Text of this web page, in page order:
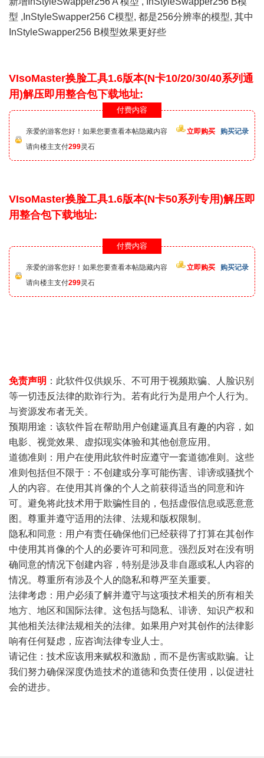
型 ,InStyleSwapper256 C模型, 都是256分辨率的模型, 其中
InStyleSwapper256 B模型效果更好些
VIsoMaster换脸工具1.6版本(N卡10/20/30/40系列通
用)解压即用整合包下载地址:
付费内容
亲爱的游客您好！如果您要查看本帖隐藏内容
请向楼主支付299灵石
立即购买 购买记录
VIsoMaster换脸工具1.6版本(N卡50系列专用)解压即
用整合包下载地址:
付费内容
亲爱的游客您好！如果您要查看本帖隐藏内容
请向楼主支付299灵石
立即购买 购买记录
免责声明 ：此软件仅供娱乐、不可用于视频欺骗、人脸识别
等一切违反法律的欺诈行为。若有此行为是用户个人行为。
与资源发布者无关。
预期用途：该软件旨在帮助用户创建逼真且有趣的内容，如
电影、视觉效果、虚拟现实体验和其他创意应用。
道德准则：用户在使用此软件时应遵守一套道德准则。这些
准则包括但不限于：不创建或分享可能伤害、诽谤或骚扰个
人的内容。在使用其肖像的个人之前获得适当的同意和许
可。避免将此技术用于欺骗性目的，包括虚假信息或恶意意
图。尊重并遵守适用的法律、法规和版权限制。
隐私和同意：用户有责任确保他们已经获得了打算在其创作
中使用其肖像的个人的必要许可和同意。强烈反对在没有明
确同意的情况下创建内容，特别是涉及非自愿或私人内容的
情况。尊重所有涉及个人的隐私和尊严至关重要。
法律考虑：用户必须了解并遵守与这项技术相关的所有相关
地方、地区和国际法律。这包括与隐私、诽谤、知识产权和
其他相关法律法规相关的法律。如果用户对其创作的法律影
响有任何疑虑，应咨询法律专业人士。
请记住：技术应该用来赋权和激励，而不是伤害或欺骗。让
我们努力确保深度伪造技术的道德和负责任使用，以促进社
会的进步。